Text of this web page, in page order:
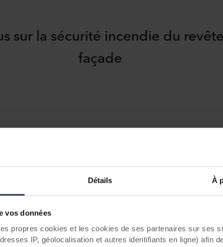
Détails À
vos données
propres cookies et les cookies de ses partenaires sur ses
IP, géolocalisation et autres identifiants en ligne) afin
sur la sécurité incendie du
façade
Les risques d'incendie